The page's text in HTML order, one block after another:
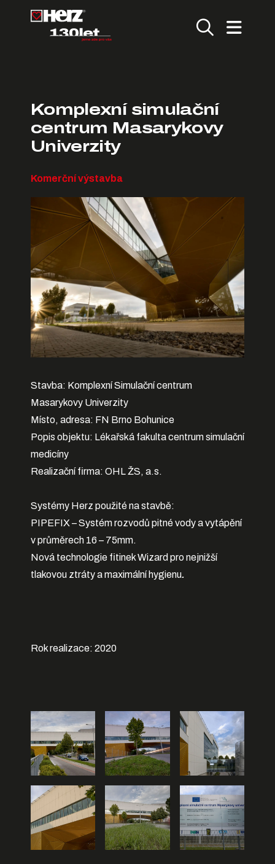
Komplexní simulační
centrum Masarykovy
Univerzity
Komerční výstavba
Stavba: Komplexní Simulační centrum
Masarykovy Univerzity
Místo, adresa: FN Brno Bohunice
Popis objektu: Lékařská fakulta centrum simulační
medicíny
Realizační firma: OHL ŽS, a.s.
Systémy Herz použité na stavbě:
PIPEFIX – Systém rozvodů pitné vody a vytápění
v průměrech 16 – 75mm.
Nová technologie fitinek Wizard pro nejnižší
tlakovou ztráty a maximální hygienu.
Rok realizace: 2020